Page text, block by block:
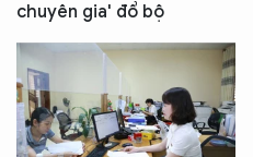
chuyên gia' đổ bộ